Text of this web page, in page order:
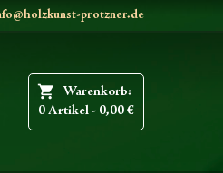
protzner.de
shopping_cart
Warenkorb:
0 Artikel - 0,00 €